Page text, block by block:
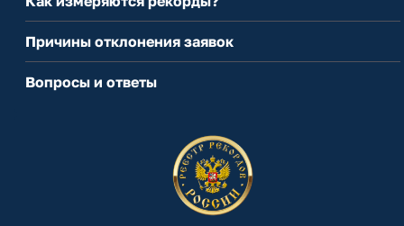
Причины отклонения заявок
Вопросы и ответы